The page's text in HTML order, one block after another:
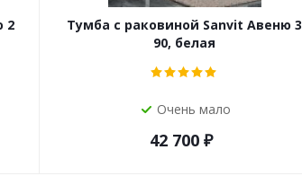
2
Тумба с раковиной Sanvit Авеню 3
90, белая
Очень мало
42 700 ₽